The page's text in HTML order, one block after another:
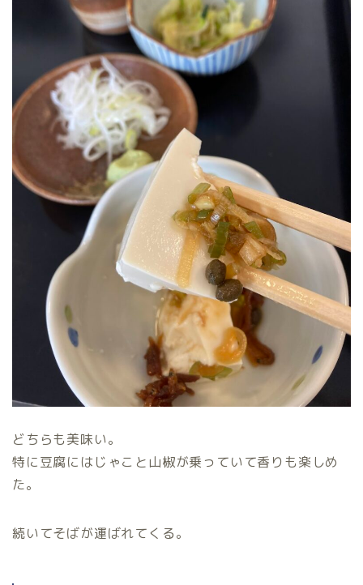
どちらも美味い。
特に豆腐にはじゃこと山椒が乗っていて香りも楽しめ
た。
続いてそばが運ばれてくる。